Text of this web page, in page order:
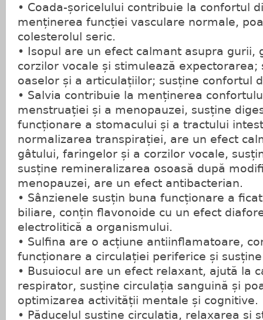
• Coada-șoricelului contribuie la confortul
menținerea funcției vasculare normale,
colesterolul seric.
• Isopul are un efect calmant asupra gurii,
corzilor vocale și stimulează expectorarea;
oaselor și a articulațiilor; susține confortul
• Salvia contribuie la menținerea
menstruației și a menopauzei, susține
funcționare a stomacului și a tractului
normalizarea transpirației, are un efect
gâtului, faringelor și a corzilor vocale,
susține remineralizarea osoasă după
menopauzei, are un efect antibacterian.
• Sânzienele susțin buna funcționare a
biliare, conțin flavonoide cu un efect
electrolitică a organismului.
• Sulfina are o acțiune antiinflamatoare,
funcționare a circulației periferice și
• Busuiocul are un efect relaxant, ajută la
respirator, susține circulația sanguină și
optimizarea activității mentale și cognitive.
• Păducelul susține circulația, relaxarea și